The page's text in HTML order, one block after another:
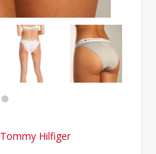
Tommy Hilfiger